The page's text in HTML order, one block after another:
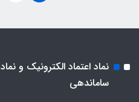
نماد اعتماد الکترونیک و نماد
ساماندهی